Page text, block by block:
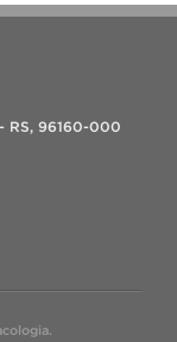
RS, 96160-000